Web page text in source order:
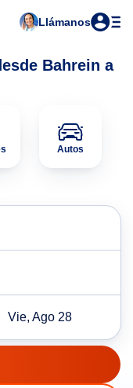
Llámanos
Bahrein a
Autos
Vie, Ago 28